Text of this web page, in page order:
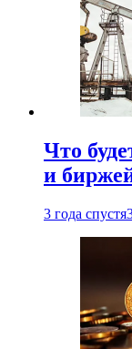
Что
и
3 года спустя